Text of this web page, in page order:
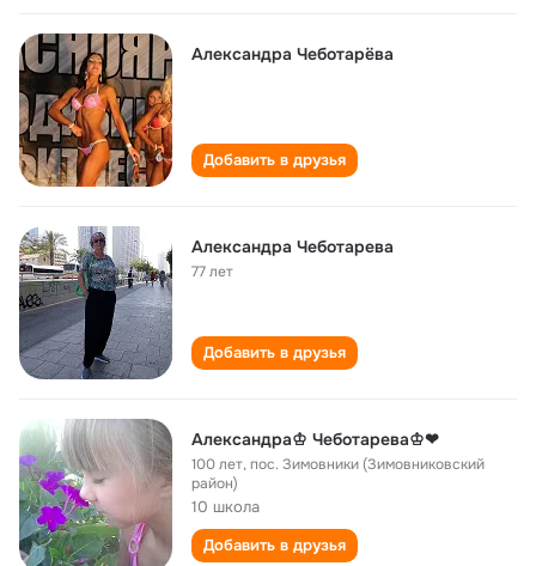
Александра Чеботарёва
Добавить в друзья
Александра Чеботарева
77 лет
Добавить в друзья
Александра♔ Чеботарева♔❤
100 лет,пос. Зимовники (Зимовниковский
район)
10 школа
Добавить в друзья